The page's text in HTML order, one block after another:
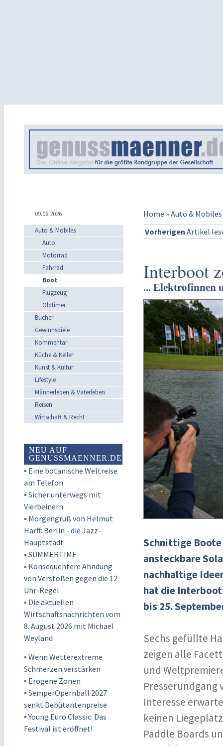
09.08.2026 Home »Auto & Mobiles
Auto & Mobiles
Auto
Motorrad
Fahrrad
Boot
Flugzeug
Oldtimer
Bücher
Gewinnspiele
Kommentar
Küche & Keller
Kunst & Kultur
Lifestyle
Männerleben & Vaterleben
Reisen
Wirtschaft & Recht
NEU AUF
GENUSSMAENNER.DE
▪ Eine botanische Weltreise
am Telefon
▪ Sicher unterwegs mit
Vierbeinern
▪ Morgengruß von Helmut
Harff: Berlin - die Jazz-
Hauptstadt
▪ SUMMERTIME
▪ Konsequentere Ahndung
von Verstößen gegen die 12-
Uhr-Regel
▪ Die aktuellen
Wirtschaftsnachrichten vom
8. August 2026 mit Michael
Weyland
▪ Wenn Wetterextreme
Schmerzen verstärken
▪ Erogene Zonen
▪ SemperOpernball 2027
senkt Debütantenpreise
▪Young Euro Classic: Das
Festival ist eröffnet!
Vorherigen Artikel
Interboot
... Elektrofinnen
Schnittige
ansteckbare
nachhaltige
hat die Interboot
bis 25.
Sechs gefüllte
zeigen alle
und
Presserundgang
Interesse
keinen
Paddle Boards